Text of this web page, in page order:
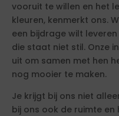
vooruit te willen en het
kleuren, kenmerkt ons.
een bijdrage wilt
die staat niet stil. Onze
uit om samen met hen
nog mooier te maken.
Je krijgt bij ons niet
bij ons ook de ruimte